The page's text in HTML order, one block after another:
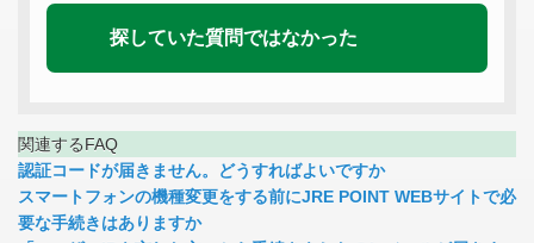
探していた質問ではなかった
関連するFAQ
認証コードが届きません。どうすればよいですか
スマートフォンの機種変更をする前にJRE POINT WEBサイトで必
要な手続きはありますか